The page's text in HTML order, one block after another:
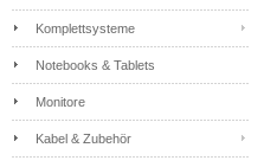
Komplettsysteme
Notebooks & Tablets
Monitore
Kabel & Zubehör